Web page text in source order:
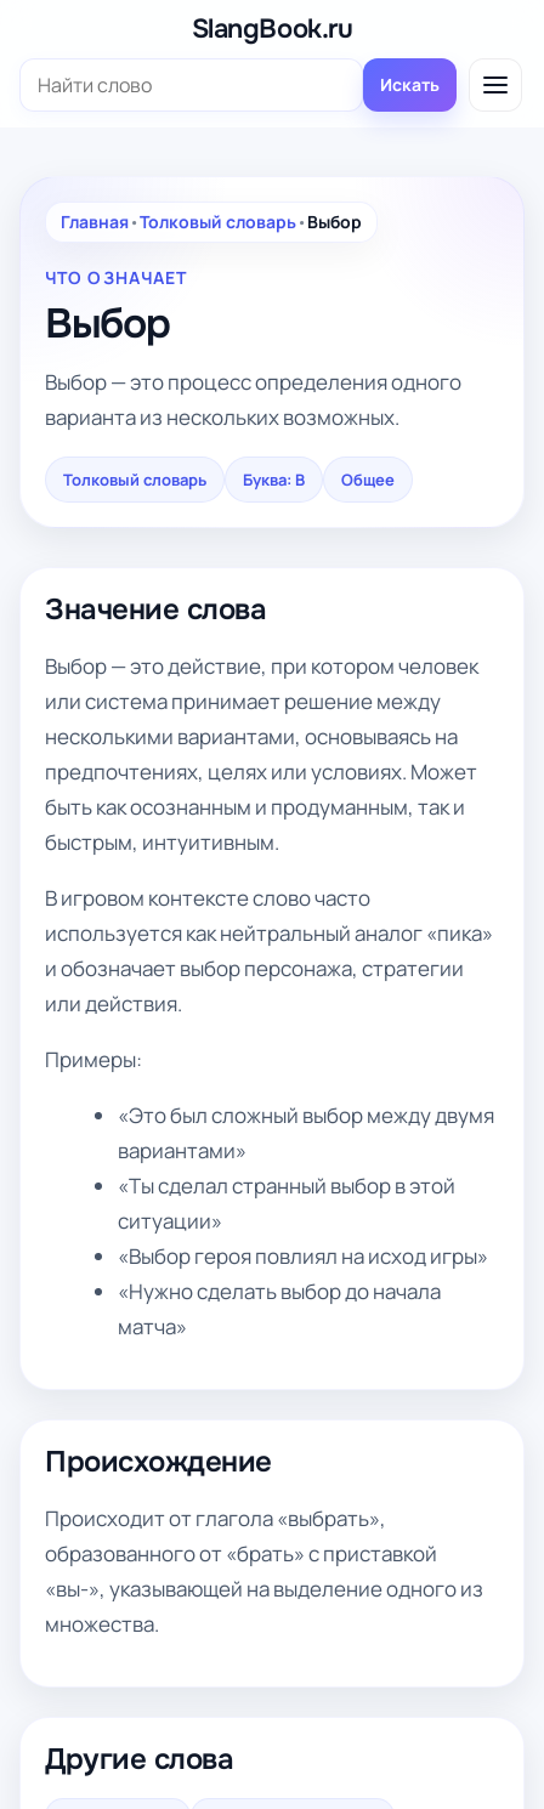
содержимому
SlangBook.ru
Поиск: Искать
Главная•Толковый словарь• Выбор
ЧТО ОЗНАЧАЕТ
Выбор
Выбор — это процесс определения одного
варианта из нескольких возможных.
Толковый словарь Буква: В Общее
Значение слова
Выбор — это действие, при котором человек
или система принимает решение между
несколькими вариантами, основываясь на
предпочтениях, целях или условиях. Может
быть как осознанным и продуманным, так и
быстрым, интуитивным.
В игровом контексте слово часто
используется как нейтральный аналог «пика»
и обозначает выбор персонажа, стратегии
или действия.
Примеры:
«Это был сложный выбор между двумя
вариантами»
«Ты сделал странный выбор в этой
ситуации»
«Выбор героя повлиял на исход игры»
«Нужно сделать выбор до начала
матча»
Происхождение
Происходит от глагола «выбрать»,
образованного от «брать» с приставкой
«вы-», указывающей на выделение одного из
множества.
Другие слова